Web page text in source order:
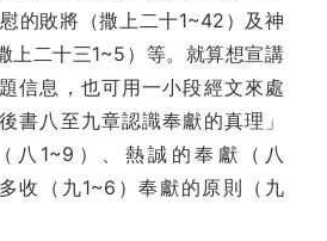
的敗將（撒上二十1~42）及神
上二十三1~5）等。就算想宣講
信息，也可用一小段經文來處
書八至九章認識奉獻的真理」
1~9）、熱誠的奉獻（八
收（九1~6）奉獻的原則（九